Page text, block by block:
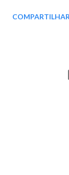
cultura
nordestina e
de tudo o que
COMPARTILHAR